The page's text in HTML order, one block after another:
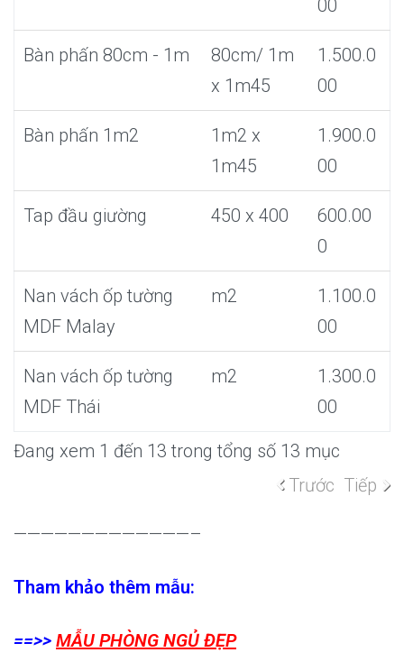
00
Bàn phấn 80cm - 1m
80cm/ 1m
x 1m45
1.500.0
00
Bàn phấn 1m2
1m2 x
1m45
1.900.0
00
Tap đầu giường 450 x 400
600.00
0
Nan vách ốp tường
MDF Malay
m2
1.100.0
00
Nan vách ốp tường
MDF Thái
m2
1.300.0
00
Đang xem 1 đến 13 trong tổng số 13 mục
Trước Tiếp
—————————————–
Tham khảo thêm mẫu:
==>> MẪU PHÒNG NGỦ ĐẸP